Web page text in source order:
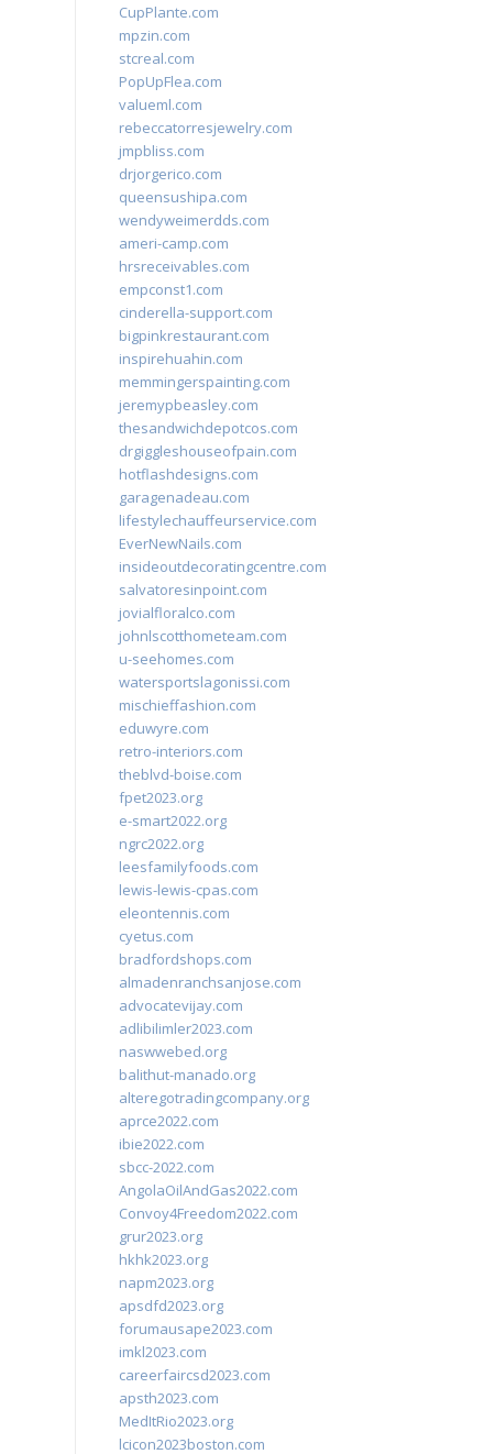
CupPlante.com
mpzin.com
stcreal.com
PopUpFlea.com
valueml.com
rebeccatorresjewelry.com
jmpbliss.com
drjorgerico.com
queensushipa.com
wendyweimerdds.com
ameri-camp.com
hrsreceivables.com
empconst1.com
cinderella-support.com
bigpinkrestaurant.com
inspirehuahin.com
memmingerspainting.com
jeremypbeasley.com
thesandwichdepotcos.com
drgiggleshouseofpain.com
hotflashdesigns.com
garagenadeau.com
lifestylechauffeurservice.com
EverNewNails.com
insideoutdecoratingcentre.com
salvatoresinpoint.com
jovialfloralco.com
johnlscotthometeam.com
u-seehomes.com
watersportslagonissi.com
mischieffashion.com
eduwyre.com
retro-interiors.com
theblvd-boise.com
fpet2023.org
e-smart2022.org
ngrc2022.org
leesfamilyfoods.com
lewis-lewis-cpas.com
eleontennis.com
cyetus.com
bradfordshops.com
almadenranchsanjose.com
advocatevijay.com
adlibilimler2023.com
naswwebed.org
balithut-manado.org
alteregotradingcompany.org
aprce2022.com
ibie2022.com
sbcc-2022.com
AngolaOilAndGas2022.com
Convoy4Freedom2022.com
grur2023.org
hkhk2023.org
napm2023.org
apsdfd2023.org
forumausape2023.com
imkl2023.com
careerfaircsd2023.com
apsth2023.com
MedItRio2023.org
lcicon2023boston.com